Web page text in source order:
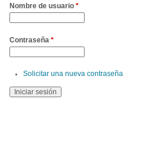
Nombre de usuario *
Contraseña *
Solicitar una nueva contraseña